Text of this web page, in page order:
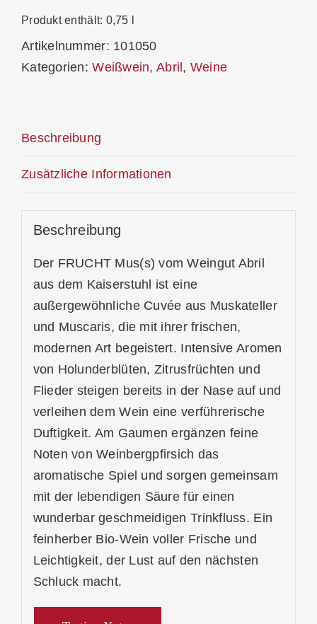
BIO
Produkt enthält: 0,75 l
Artikelnummer: 101050
Kategorien:Weißwein, Abril, Weine
Beschreibung
Zusätzliche Informationen
Beschreibung
Der FRUCHT Mus(s) vom Weingut Abril
aus dem Kaiserstuhl ist eine
außergewöhnliche Cuvée aus Muskateller
und Muscaris, die mit ihrer frischen,
modernen Art begeistert. Intensive Aromen
von Holunderblüten, Zitrusfrüchten und
Flieder steigen bereits in der Nase auf und
verleihen dem Wein eine verführerische
Duftigkeit. Am Gaumen ergänzen feine
Noten von Weinbergpfirsich das
aromatische Spiel und sorgen gemeinsam
mit der lebendigen Säure für einen
wunderbar geschmeidigen Trinkfluss. Ein
feinherber Bio-Wein voller Frische und
Leichtigkeit, der Lust auf den nächsten
Schluck macht.